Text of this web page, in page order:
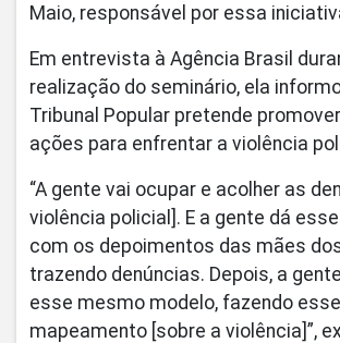
Maio, responsável por essa
Em entrevista à Agência Brasil
realização do seminário, ela
Tribunal Popular pretende
ações para enfrentar a violência
“A gente vai ocupar e acolher as
violência policial]. E a gente dá
com os depoimentos das mães
trazendo denúncias. Depois, a
esse mesmo modelo, fazendo esse
mapeamento [sobre a violência]”,